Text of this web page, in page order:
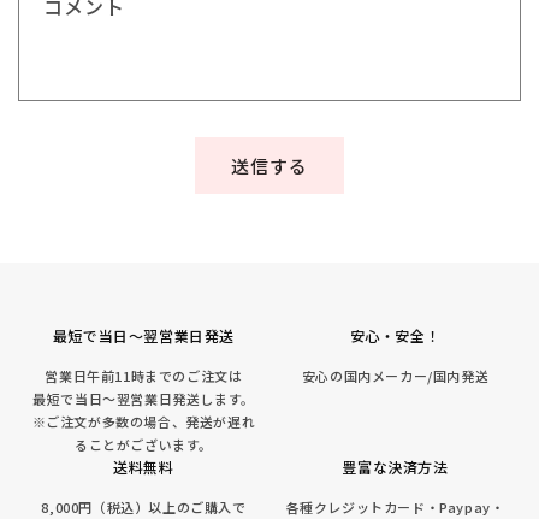
コメント
送信する
最短で当日～翌営業日発送
営業日午前11時までのご注文は
最短で当日～翌営業日発送します。
※ご注文が多数の場合、発送が遅れ
ることがございます。
安心・安全！
安心の国内メーカー/国内発送
送料無料
8,000円（税込）以上のご購入で
豊富な決済方法
各種クレジットカード・Paypay・